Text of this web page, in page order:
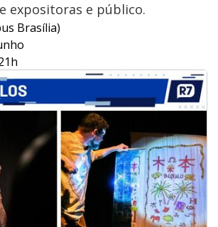
expositoras e público.
Brasília)